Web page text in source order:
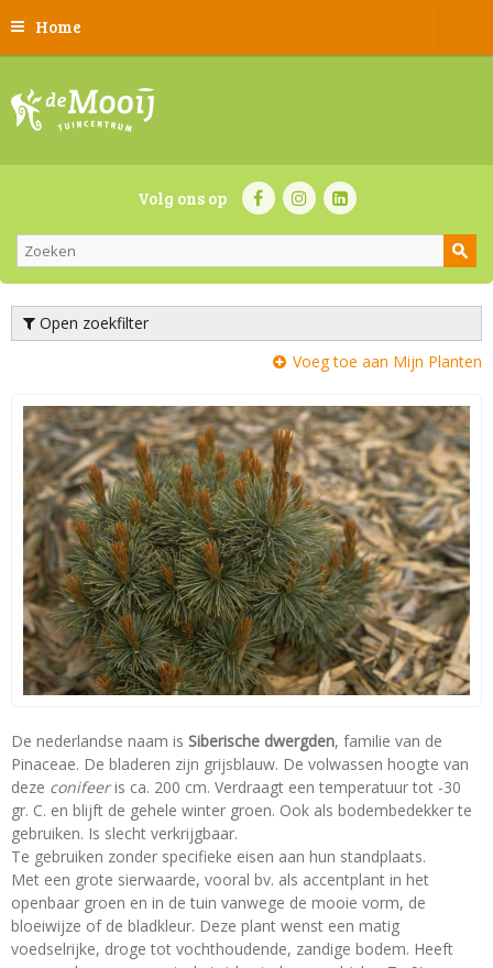
Home
Volg ons op
Open zoekfilter
Voeg toe aan Mijn Planten
De nederlandse naam is Siberische dwergden, familie van de
Pinaceae. De bladeren zijn grijsblauw. De volwassen hoogte van
deze conifeeris ca. 200 cm. Verdraagt een temperatuur tot -30
gr. C. en blijft de gehele winter groen. Ook als bodembedekker te
gebruiken. Is slecht verkrijgbaar.
Te gebruiken zonder specifieke eisen aan hun standplaats.
Met een grote sierwaarde, vooral bv. als accentplant in het
openbaar groen en in de tuin vanwege de mooie vorm, de
bloeiwijze of de bladkleur. Deze plant wenst een matig
voedselrijke, droge tot vochthoudende, zandige bodem. Heeft